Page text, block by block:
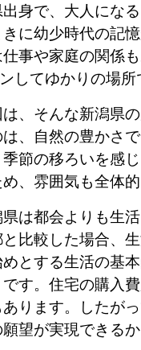
身で、大人にな
に幼少時代の記
事や家庭の関係
してゆかりの場所
、そんな新潟県
は、自然の豊かさ
節の移ろいを感
、雰囲気も全体的
は都会よりも生
比較した場合、
とする生活の基
す。住宅の購入
ります。したが
望が実現できるか